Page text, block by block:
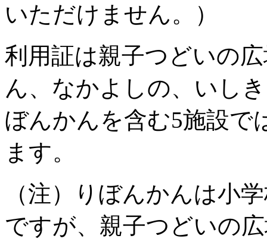
いただけません。）
利用証は親子つどいの
ん、なかよしの、いし
ぼんかんを含む5施設で
ます。
（注）りぼんかんは小
ですが、親子つどいの